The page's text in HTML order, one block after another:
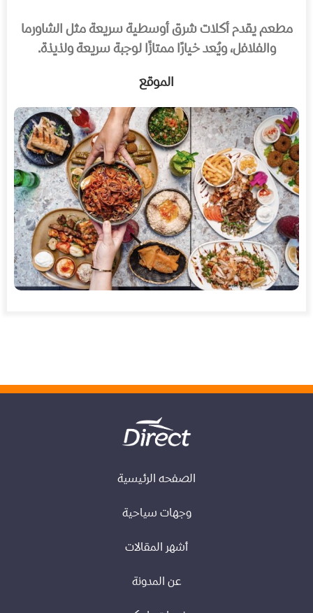
مطعم يقدم أكلات شرق أوسطية سريعة مثل الشاورما
والفلافل، ويُعد خيارًا ممتازًا لوجبة سريعة ولذيذة.
الموقع
الصفحه الرئيسية
وجهات سياحية
أشهر المقالات
عن المدونة